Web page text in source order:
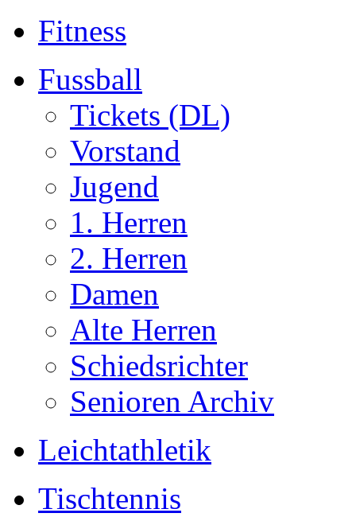
Fitness
Fussball
Tickets (DL)
Vorstand
Jugend
1. Herren
2. Herren
Damen
Alte Herren
Schiedsrichter
Senioren Archiv
Leichtathletik
Tischtennis